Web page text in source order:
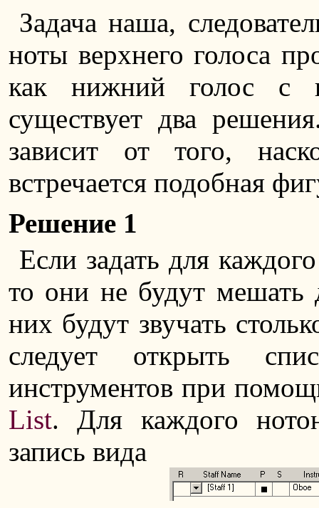
Задача наша,
ноты верхнего голоса
как нижний голос с
существует два
зависит от того,
встречается подобная
Решение 1
Если задать для
то они не будут мешать
них будут звучать
следует открыть
инструментов при
List. Для каждого
запись вида